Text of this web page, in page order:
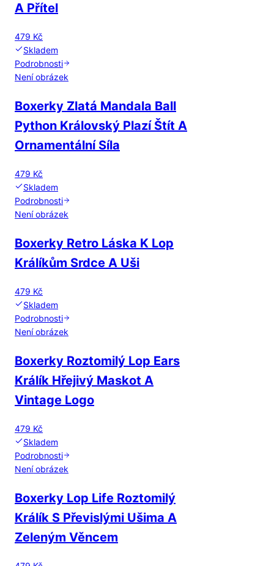
A Přítel
479 Kč
Skladem
Podrobnosti
Není obrázek
Boxerky Zlatá Mandala Ball
Python Královský Plazí Štít A
Ornamentální Síla
479 Kč
Skladem
Podrobnosti
Není obrázek
Boxerky Retro Láska K Lop
Králíkům Srdce A Uši
479 Kč
Skladem
Podrobnosti
Není obrázek
Boxerky Roztomilý Lop Ears
Králík Hřejivý Maskot A
Vintage Logo
479 Kč
Skladem
Podrobnosti
Není obrázek
Boxerky Lop Life Roztomilý
Králík S Převislými Ušima A
Zeleným Věncem